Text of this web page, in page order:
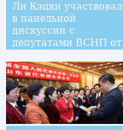
Ли Кэцян участвовал
в панельной
дискуссии с
депутатами ВСНП от